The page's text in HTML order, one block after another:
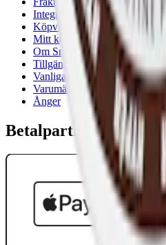
Integritetspolicy
Köpvillkor
Mitt konto
Om Snuset.se
Tillgänglighetsredogörelse
Vanliga frågor
Varumärken
Ånger
Betalpartner